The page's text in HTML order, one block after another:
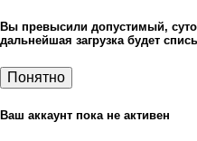
Вы превысили допустимый,
дальнейшая загрузка будет
Понятно
Ваш аккаунт пока не активен